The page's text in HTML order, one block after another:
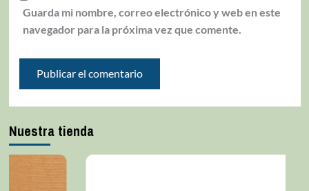
Guarda mi nombre, correo electrónico y web en este
navegador para la próxima vez que comente.
Nuestra tienda